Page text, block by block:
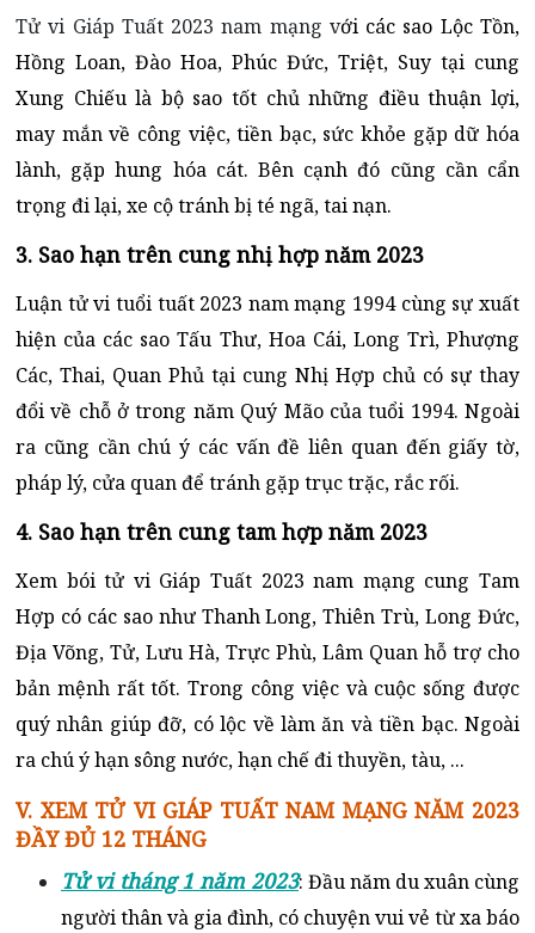
Tử vi Giáp Tuất 2023 nam mạng với các sao Lộc Tồn,
Hồng Loan, Đào Hoa, Phúc Đức, Triệt, Suy tại cung
Xung Chiếu là bộ sao tốt chủ những điều thuận lợi,
may mắn về công việc, tiền bạc, sức khỏe gặp dữ hóa
lành, gặp hung hóa cát. Bên cạnh đó cũng cần cẩn
trọng đi lại, xe cộ tránh bị té ngã, tai nạn.
3. Sao hạn trên cung nhị hợp năm 2023
Luận tử vi tuổi tuất 2023 nam mạng 1994 cùng sự xuất
hiện của các sao Tấu Thư, Hoa Cái, Long Trì, Phượng
Các, Thai, Quan Phủ tại cung Nhị Hợp chủ có sự thay
đổi về chỗ ở trong năm Quý Mão của tuổi 1994. Ngoài
ra cũng cần chú ý các vấn đề liên quan đến giấy tờ,
pháp lý, cửa quan để tránh gặp trục trặc, rắc rối.
4. Sao hạn trên cung tam hợp năm 2023
Xem bói tử vi Giáp Tuất 2023 nam mạng cung Tam
Hợp có các sao như Thanh Long, Thiên Trù, Long Đức,
Địa Võng, Tử, Lưu Hà, Trực Phù, Lâm Quan hỗ trợ cho
bản mệnh rất tốt. Trong công việc và cuộc sống được
quý nhân giúp đỡ, có lộc về làm ăn và tiền bạc. Ngoài
ra chú ý hạn sông nước, hạn chế đi thuyền, tàu, ...
V. XEM TỬ VI GIÁP TUẤT NAM MẠNG NĂM 2023
ĐẦY ĐỦ 12 THÁNG
Tử vi tháng 1 năm 2023: Đầu năm du xuân cùng
người thân và gia đình, có chuyện vui vẻ từ xa báo